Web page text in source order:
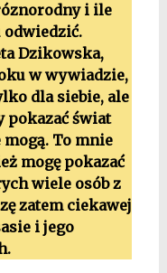
i ile
Dzikowska,
w wywiadzie,
dla siebie, ale
pokazać świat
To mnie
mogę pokazać
wiele osób z
zatem ciekawej
i jego